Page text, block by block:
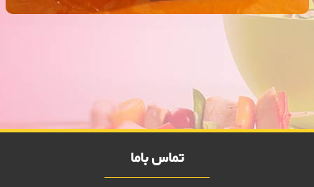
فروش پلاسکو 2000 تومانی, پلاسکو 2000 فروش, پلاسکو 5000 فروش
تماس باما